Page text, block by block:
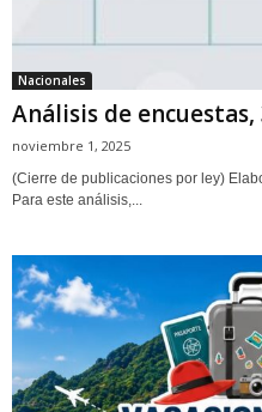
Nacionales
Análisis de
noviembre 1, 2025
(Cierre de publicaciones por ley)
Para este análisis,...